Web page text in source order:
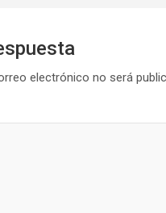
electrónico no será